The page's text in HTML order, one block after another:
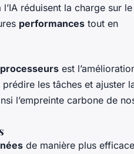
réduisent la charge sur le
performances tout en
processeurs est
les tâches et ajuster
l’empreinte carbone de
de manière plus